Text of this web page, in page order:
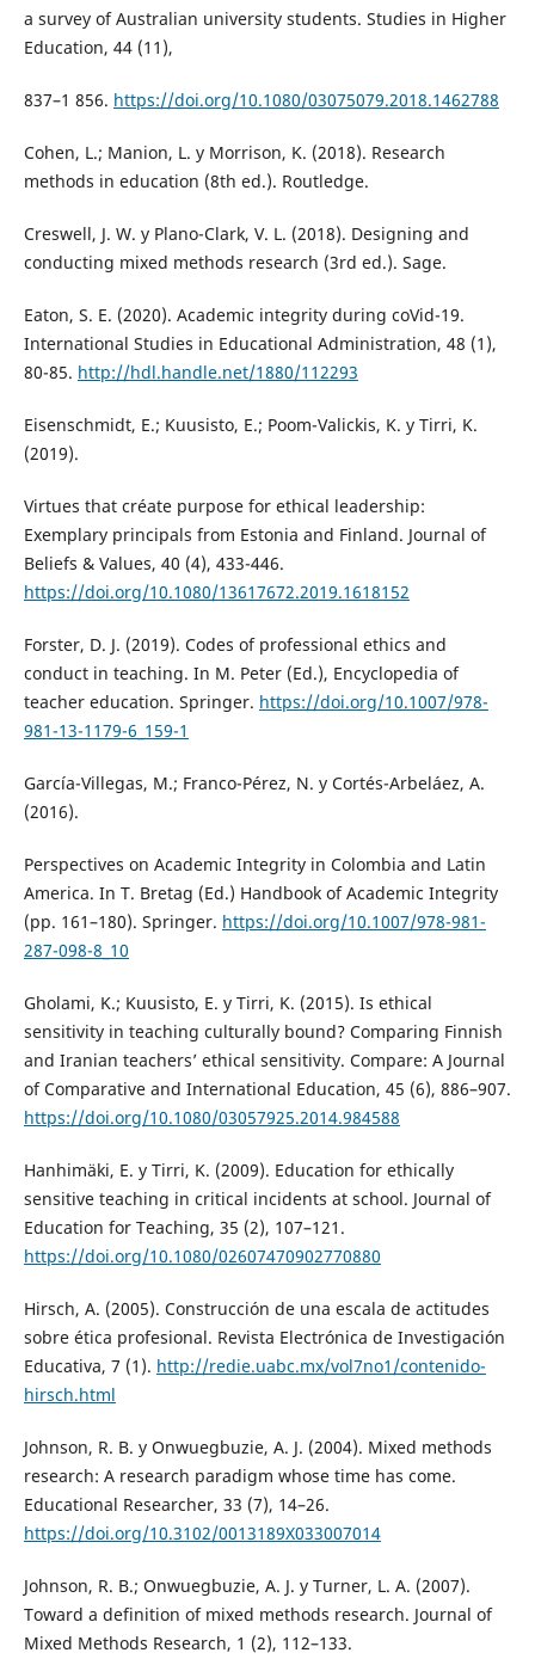
a survey of Australian university students. Studies in Higher
Education, 44 (11),
837–1 856. https://doi.org/10.1080/03075079.2018.1462788
Cohen, L.; Manion, L. y Morrison, K. (2018). Research
methods in education (8th ed.). Routledge.
Creswell, J. W. y Plano-Clark, V. L. (2018). Designing and
conducting mixed methods research (3rd ed.). Sage.
Eaton, S. E. (2020). Academic integrity during coVid-19.
International Studies in Educational Administration, 48 (1),
80-85. http://hdl.handle.net/1880/112293
Eisenschmidt, E.; Kuusisto, E.; Poom-Valickis, K. y Tirri, K.
(2019).
Virtues that créate purpose for ethical leadership:
Exemplary principals from Estonia and Finland. Journal of
Beliefs & Values, 40 (4), 433-446.
https://doi.org/10.1080/13617672.2019.1618152
Forster, D. J. (2019). Codes of professional ethics and
conduct in teaching. In M. Peter (Ed.), Encyclopedia of
teacher education. Springer. https://doi.org/10.1007/978-
981-13-1179-6_159-1
García-Villegas, M.; Franco-Pérez, N. y Cortés-Arbeláez, A.
(2016).
Perspectives on Academic Integrity in Colombia and Latin
America. In T. Bretag (Ed.) Handbook of Academic Integrity
(pp. 161–180). Springer. https://doi.org/10.1007/978-981-
287-098-8_10
Gholami, K.; Kuusisto, E. y Tirri, K. (2015). Is ethical
sensitivity in teaching culturally bound? Comparing Finnish
and Iranian teachers’ ethical sensitivity. Compare: A Journal
of Comparative and International Education, 45 (6), 886–907.
https://doi.org/10.1080/03057925.2014.984588
Hanhimäki, E. y Tirri, K. (2009). Education for ethically
sensitive teaching in critical incidents at school. Journal of
Education for Teaching, 35 (2), 107–121.
https://doi.org/10.1080/02607470902770880
Hirsch, A. (2005). Construcción de una escala de actitudes
sobre ética profesional. Revista Electrónica de Investigación
Educativa, 7 (1). http://redie.uabc.mx/vol7no1/contenido-
hirsch.html
Johnson, R. B. y Onwuegbuzie, A. J. (2004). Mixed methods
research: A research paradigm whose time has come.
Educational Researcher, 33 (7), 14–26.
https://doi.org/10.3102/0013189X033007014
Johnson, R. B.; Onwuegbuzie, A. J. y Turner, L. A. (2007).
Toward a definition of mixed methods research. Journal of
Mixed Methods Research, 1 (2), 112–133.